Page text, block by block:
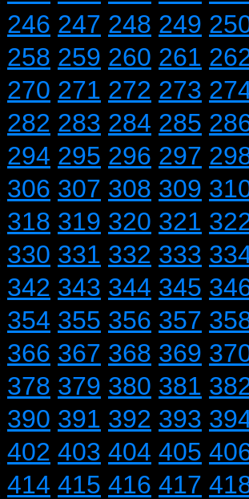
246 247 248 249
258 259 260 261
270 271 272 273
282 283 284 285
294 295 296 297
306 307 308 309
318 319 320 321
330 331 332 333
342 343 344 345
354 355 356 357
366 367 368 369
378 379 380 381
390 391 392 393
402 403 404 405
414 415 416 417